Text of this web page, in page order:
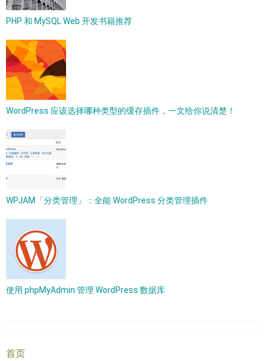
PHP 和 MySQL Web 开发书籍推荐
WordPress 应该选择哪种类型的缓存插件，一文给你说清楚！
WPJAM「分类管理」：全能 WordPress 分类管理插件
使用 phpMyAdmin 管理 WordPress 数据库
首页